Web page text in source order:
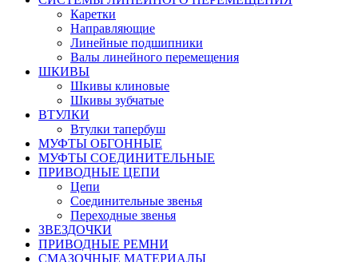
Каретки
Направляющие
Линейные подшипники
Валы линейного перемещения
ШКИВЫ
Шкивы клиновые
Шкивы зубчатые
ВТУЛКИ
Втулки тапербуш
МУФТЫ ОБГОННЫЕ
МУФТЫ СОЕДИНИТЕЛЬНЫЕ
ПРИВОДНЫЕ ЦЕПИ
Цепи
Соединительные звенья
Переходные звенья
ЗВЕЗДОЧКИ
ПРИВОДНЫЕ РЕМНИ
СМАЗОЧНЫЕ МАТЕРИАЛЫ